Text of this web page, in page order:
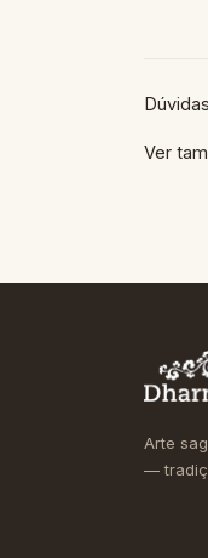
Ver
Arte
—